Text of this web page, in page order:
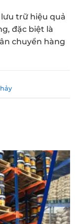
lưu trữ hiệu quả
đặc biệt là
chuyển hàng